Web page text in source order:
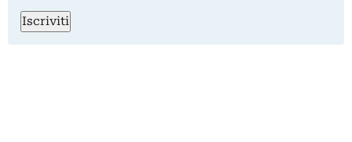
Iscriviti